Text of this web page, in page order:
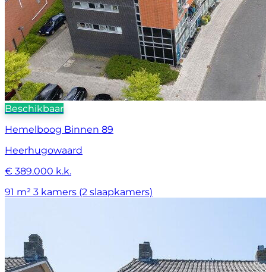
Beschikbaar
Hemelboog Binnen 89
Heerhugowaard
€ 389.000 k.k.
91 m² 3 kamers (2 slaapkamers)